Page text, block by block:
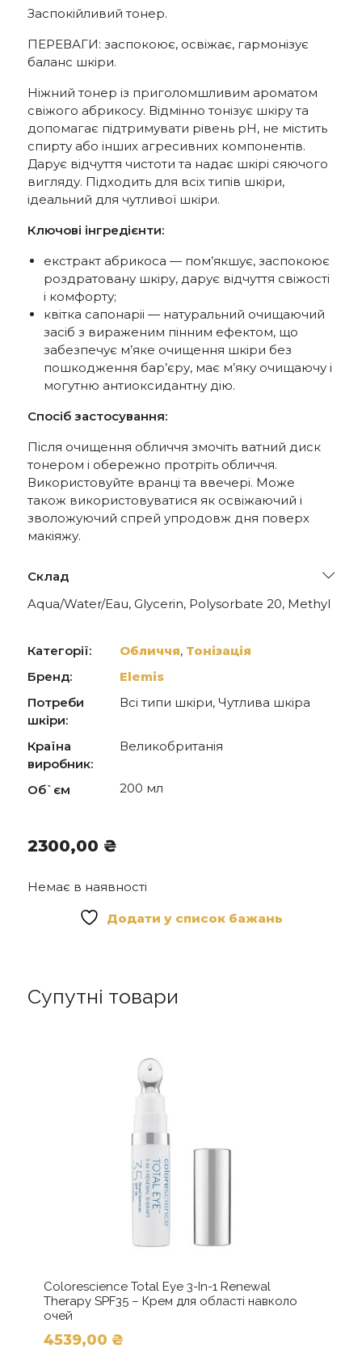
Заспокійливий тонер.
ПЕРЕВАГИ: заспокоює, освіжає, гармонізує
баланс шкіри.
Ніжний тонер із приголомшливим ароматом
свіжого абрикосу. Відмінно тонізує шкіру та
допомагає підтримувати рівень pH, не містить
спирту або інших агресивних компонентів.
Дарує відчуття чистоти та надає шкірі сяючого
вигляду. Підходить для всіх типів шкіри,
ідеальний для чутливої шкіри.
Ключові інгредієнти:
екстракт абрикоса — пом’якшує, заспокоює
роздратовану шкіру, дарує відчуття свіжості
і комфорту;
квітка сапонаріі — натуральний очищаючий
засіб з вираженим пінним ефектом, що
забезпечує м’яке очищення шкіри без
пошкодження бар’єру, має м’яку очищаючу і
могутню антиоксидантну дію.
Спосіб застосування:
Після очищення обличчя змочіть ватний диск
тонером і обережно протріть обличчя.
Використовуйте вранці та ввечері. Може
також використовуватися як освіжаючий і
зволожуючий спрей упродовж дня поверх
макіяжу.
Склад
Aqua/Water/Eau, Glycerin, Polysorbate 20, Methyl
Sodium Dehydroacetate, Tromethamine, Linalool,
Hexyl Cinnamal, Saponaria Officinalis Leaf Extract,
Prunus Armeniaca (Apricot) Fruit Extract,
Категорії: Обличчя, Тонізація
Бренд:
Elemis
Потреби
шкіри:
Всі типи шкіри, Чутлива шкіра
Країна
виробник:
Великобританія
Об`єм 200 мл
2300,00 ₴
Немає в наявності
Додати у список бажань
Супутні товари
Colorescience Total Eye 3-In-1 Renewal
Therapy SPF35 – Крем для області навколо
очей
4539,00 ₴